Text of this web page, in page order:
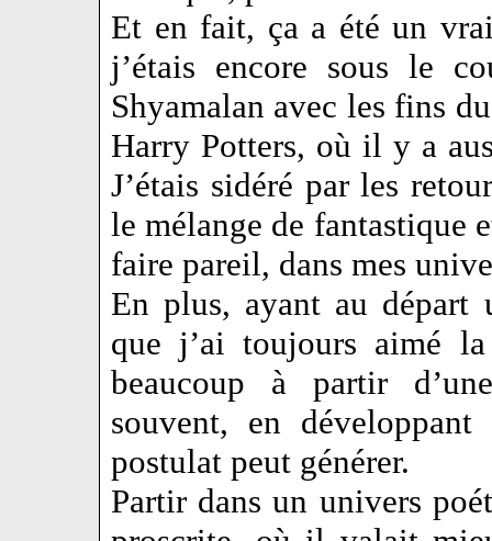
Et en fait, ça a été un
j’étais encore sous le
Shyamalan avec les fins
Harry Potters, où il y a
J’étais sidéré par les
le mélange de fantastique
faire pareil, dans mes
En plus, ayant au départ
que j’ai toujours aimé
beaucoup à partir
souvent, en
postulat peut générer.
Partir dans un univers